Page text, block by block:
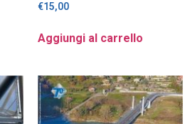
€15,00
Aggiungi al carrello